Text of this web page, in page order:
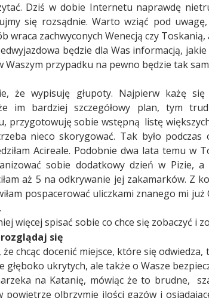
Dziś w dobie Internetu naprawdę
się rozsądnie. Warto wziąć pod
wraca zachwyconych Wenecją czy
będzie dla Was informacją,
Waszym przypadku na pewno będzie tak
że wypisuję głupoty. Najpierw każę
im bardziej szczegółowy plan, tym
przygotowuję sobie wstępną listę
nieco skorygować. Tak było
Acireale. Podobnie dwa lata temu
sobie dodatkowy dzień w Pizie,
aż 5 na odkrywanie jej zakamarków. Z
pospacerować uliczkami znanego mi
więcej spisać sobie co chce się zobaczyć i
się
że chcąc docenić miejsce, które się
ukrytych, ale także o Wasze
na Katanię, mówiąc że to brudne,
powietrze olbrzymie ilości gazów i